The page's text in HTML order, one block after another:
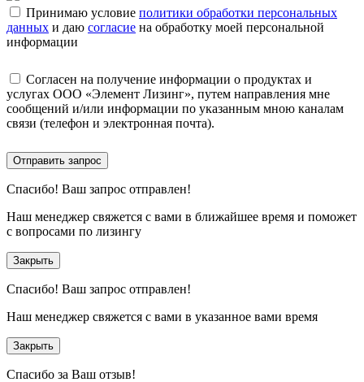
Принимаю условие политики обработки персональных
данных и даю согласие на обработку моей персональной
информации
Согласен на получение информации о продуктах и
услугах ООО «Элемент Лизинг», путем направления мне
сообщений и/или информации по указанным мною каналам
связи (телефон и электронная почта).
Отправить запрос
Спасибо! Ваш запрос отправлен!
Наш менеджер свяжется с вами в ближайшее время и поможет
с вопросами по лизингу
Закрыть
Спасибо! Ваш запрос отправлен!
Наш менеджер свяжется с вами в указанное вами время
Закрыть
Спасибо за Ваш отзыв!